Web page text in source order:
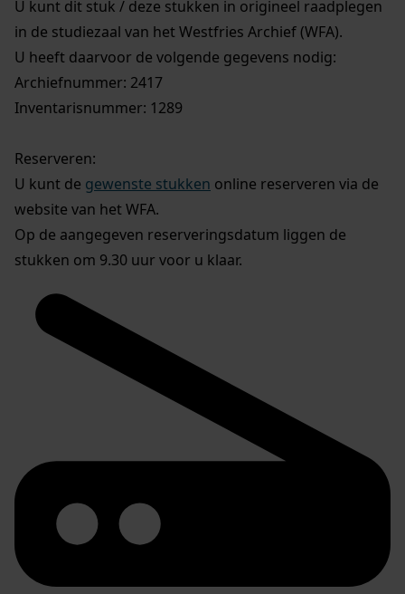
U kunt dit stuk / deze stukken in origineel raadplegen
in de studiezaal van het Westfries Archief (WFA).
U heeft daarvoor de volgende gegevens nodig:
Archiefnummer: 2417
Inventarisnummer: 1289
Reserveren:
U kunt de gewenste stukken online reserveren via de
website van het WFA.
Op de aangegeven reserveringsdatum liggen de
stukken om 9.30 uur voor u klaar.